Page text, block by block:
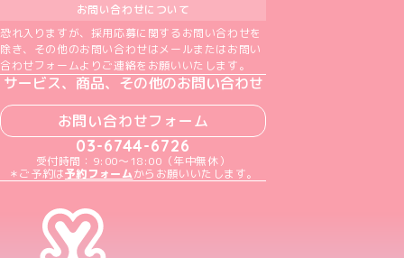
お問い合わせについて
恐れ入りますが、採用応募に関するお問い合わせを
除き、その他のお問い合わせはメールまたはお問い
合わせフォームよりご連絡をお願いいたします。
サービス、商品、その他のお問い合わせ
お問い合わせフォーム
03-6744-6726
受付時間：9:00～18:00（年中無休）
＊ご予約は予約フォームからお願いいたします。